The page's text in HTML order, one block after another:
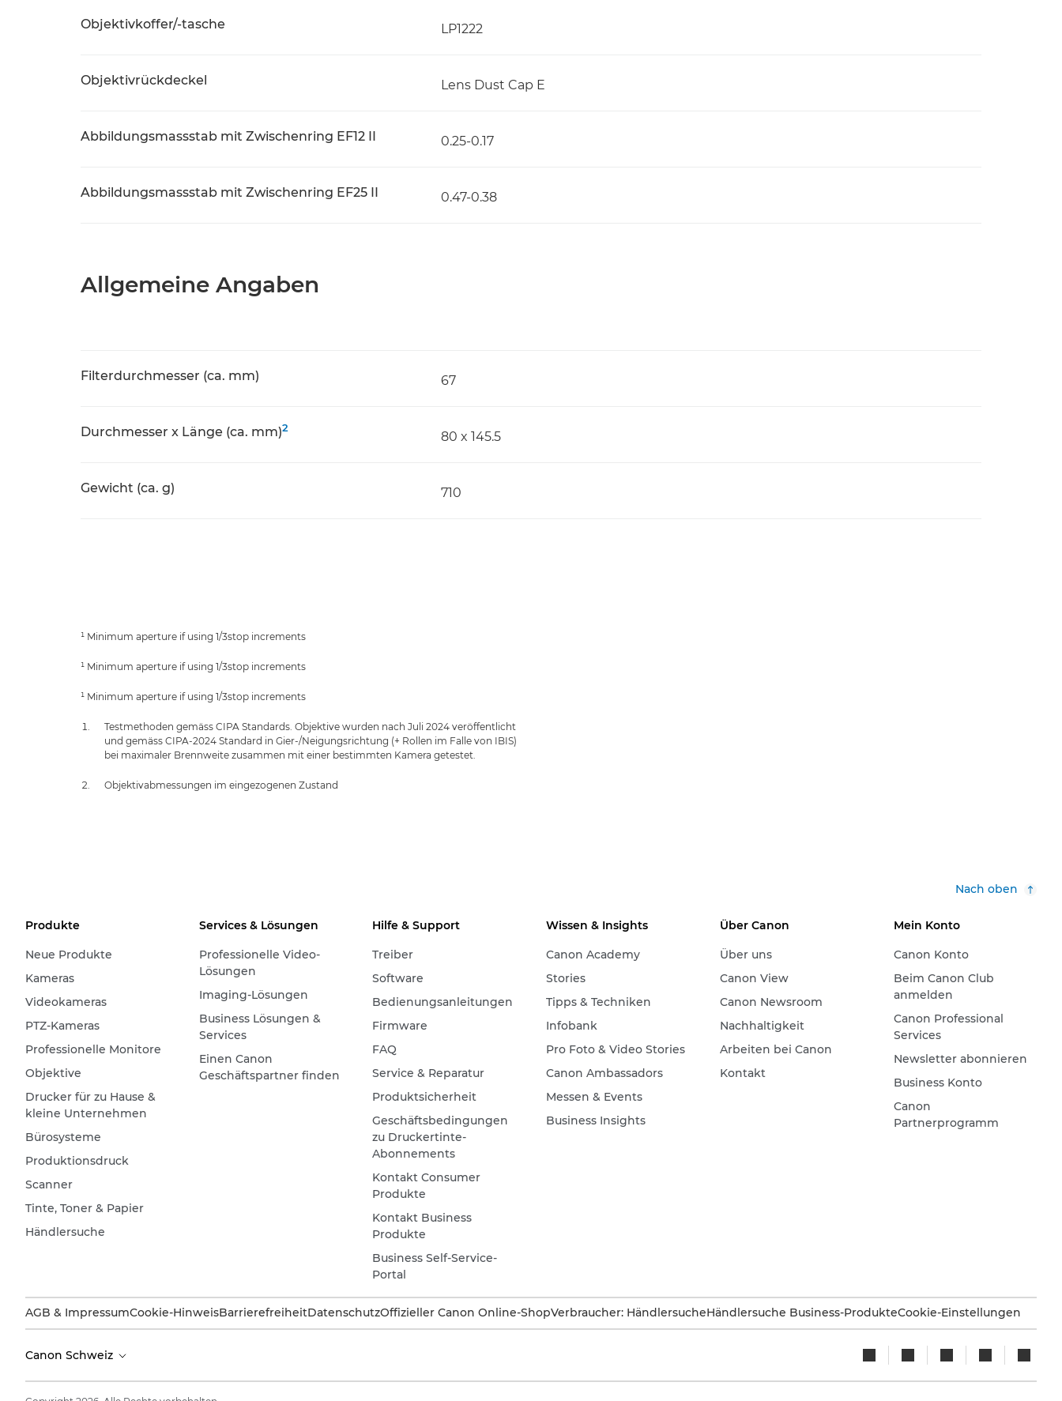
Objektivkoffer/-tasche LP1222
Objektivrückdeckel Lens Dust Cap E
Abbildungsmassstab mit Zwischenring EF12 II 0.25-0.17
Abbildungsmassstab mit Zwischenring EF25 II 0.47-0.38
Allgemeine Angaben
Filterdurchmesser (ca. mm) 67
Durchmesser x Länge (ca. mm)2
80 x 145.5
Gewicht (ca. g) 710
¹ Minimum aperture if using 1/3stop increments
¹ Minimum aperture if using 1/3stop increments
¹ Minimum aperture if using 1/3stop increments
Testmethoden gemäss CIPA Standards. Objektive wurden nach Juli 2024 veröffentlicht
und gemäss CIPA-2024 Standard in Gier-/Neigungsrichtung (+ Rollen im Falle von IBIS)
bei maximaler Brennweite zusammen mit einer bestimmten Kamera getestet.
Objektivabmessungen im eingezogenen Zustand
Nach oben
Produkte
Neue Produkte
Kameras
Videokameras
PTZ-Kameras
Professionelle Monitore
Objektive
Drucker für zu Hause &
kleine Unternehmen
Bürosysteme
Produktionsdruck
Scanner
Tinte, Toner & Papier
Händlersuche
Services & Lösungen
Professionelle Video-
Lösungen
Imaging-Lösungen
Business Lösungen &
Services
Einen Canon
Geschäftspartner finden
Hilfe & Support
Treiber
Software
Bedienungsanleitungen
Firmware
FAQ
Service & Reparatur
Produktsicherheit
Geschäftsbedingungen
zu Druckertinte-
Abonnements
Kontakt Consumer
Produkte
Kontakt Business
Produkte
Business Self-Service-
Portal
Wissen & Insights
Canon Academy
Stories
Tipps & Techniken
Infobank
Pro Foto & Video Stories
Canon Ambassadors
Messen & Events
Business Insights
Über Canon
Über uns
Canon View
Canon Newsroom
Nachhaltigkeit
Arbeiten bei Canon
Kontakt
Mein Konto
Canon Konto
Beim Canon Club
anmelden
Canon Professional
Services
Newsletter abonnieren
Business Konto
Canon
Partnerprogramm
AGB & ImpressumCookie-HinweisBarrierefreiheitDatenschutzOffizieller Canon Online-ShopVerbraucher: HändlersucheHändlersuche Business-ProdukteCookie-Einstellungen
Canon Schweiz